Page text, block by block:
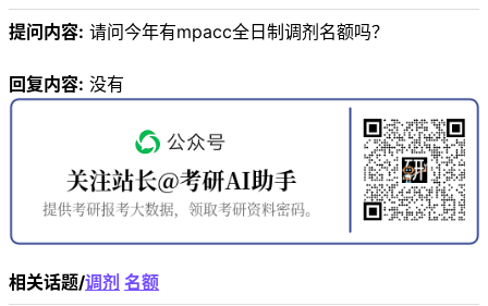
提问内容: 请问今年有mpacc全日制调剂名额吗？
回复内容: 没有
相关话题/调剂 名额